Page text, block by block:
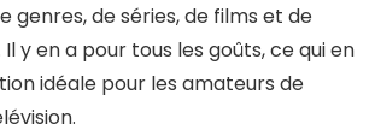
genres, de séries, de films et de
y en a pour tous les goûts, ce qui en
idéale pour les amateurs de